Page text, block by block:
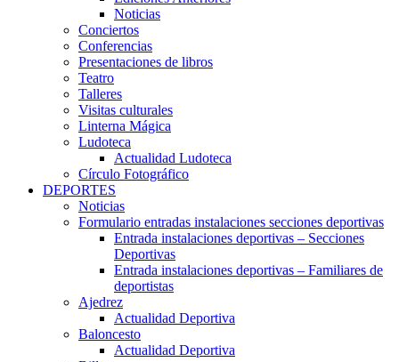
Noticias
Conciertos
Conferencias
Presentaciones de libros
Teatro
Talleres
Visitas culturales
Linterna Mágica
Ludoteca
Actualidad Ludoteca
Círculo Fotográfico
DEPORTES
Noticias
Formulario entradas instalaciones secciones deportivas
Entrada instalaciones deportivas – Secciones
Deportivas
Entrada instalaciones deportivas – Familiares de
deportistas
Ajedrez
Actualidad Deportiva
Baloncesto
Actualidad Deportiva